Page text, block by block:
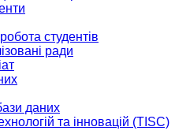
студентів
ради
даних
та інновацій (TISC)